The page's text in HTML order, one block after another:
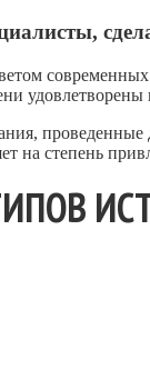
удовлетворены
на степень